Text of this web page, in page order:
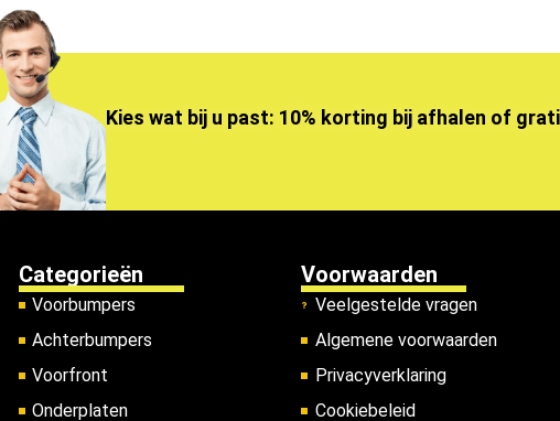
Kies wat bij u past: 10% korting bij afhalen of
Categorieën
Voorbumpers
Achterbumpers
Voorfront
Onderplaten
Voorwaarden
Veelgestelde vragen
Algemene voorwaarden
Privacyverklaring
Cookiebeleid